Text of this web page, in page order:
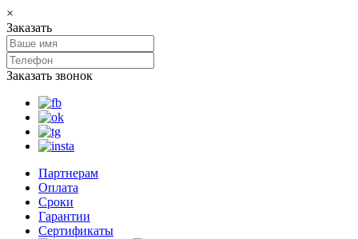
×
Заказать
Заказать звонок
Партнерам
Оплата
Сроки
Гарантии
Сертификаты